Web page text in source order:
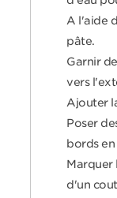
A l'aide
pâte.
Garnir
vers
Ajouter
Poser
bords
Marquer
d'un